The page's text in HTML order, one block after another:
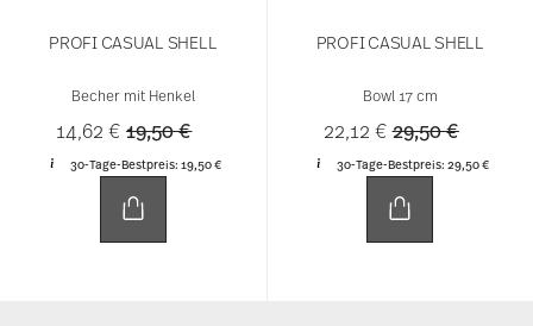
PROFI CASUAL SHELL
Becher mit Henkel
14,62 €Price reduced from
19,50 €to
30-Tage-Bestpreis: 19,50 €
PROFI CASUAL SHELL
Bowl 17 cm
22,12 €Price reduced
29,50 €to
30-Tage-Bestpreis: 29,50 €